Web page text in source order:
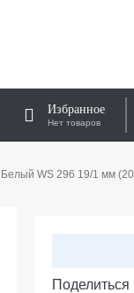
Избранное
Нет товаров
Белый WS 296 19/1 мм
Поделиться